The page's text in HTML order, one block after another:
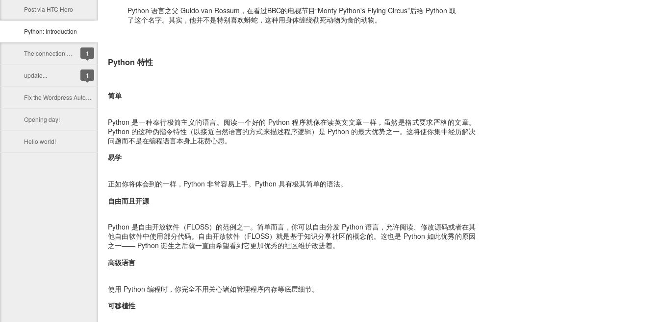
Post via HTC Hero
Python: Introduction
1
update... 1
Opening day!
Hello world!
Python 语言之父 Guido van Rossum，在看过BBC的电视节目“Monty Python's Flying Circus”后给 Python 取
了这个名字。其实，他并不是特别喜欢蟒蛇，这种用身体缠绕勒死动物为食的动物。
Python 特性
简单
Python 是一种奉行极简主义的语言。阅读一个好的 Python 程序就像在读英文文章一样，虽然是格式要求严格的文章。
Python 的这种伪指令特性（以接近自然语言的方式来描述程序逻辑）是 Python 的最大优势之一。这将使你集中经历解决
问题而不是在编程语言本身上花费心思。
易学
正如你将体会到的一样，Python 非常容易上手。Python 具有极其简单的语法。
自由而且开源
Python 是自由开放软件（FLOSS）的范例之一。简单而言，你可以自由分发 Python 语言，允许阅读、修改源码或者在其
他自由软件中使用部分代码。自由开放软件（FLOSS）就是基于知识分享社区的概念的。这也是 Python 如此优秀的原因
之一—— Python 诞生之后就一直由希望看到它更加优秀的社区维护改进着。
高级语言
使用 Python 编程时，你完全不用关心诸如管理程序内存等底层细节。
可移植性